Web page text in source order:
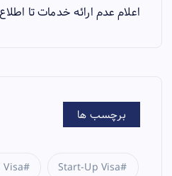
اعلام عدم ارائه خدمات تا
برچسب ها
Visa Start-Up Visa